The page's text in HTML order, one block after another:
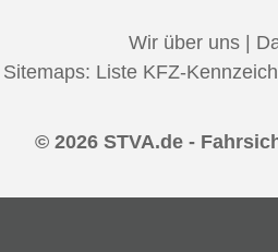
Wir über uns |
Sitemaps: Liste KFZ-
© 2026 STVA.de -